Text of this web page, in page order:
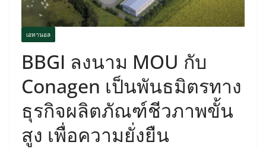
เอทานอล
BBGI ลงนาม MOU กับ
Conagen เป็นพันธมิตรทาง
ธุรกิจผลิตภัณฑ์ชีวภาพขั้น
สูง เพื่อความยั่งยืน